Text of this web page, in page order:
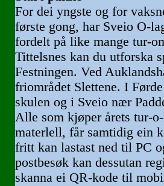
For dei yngste og for
første gong, har Sveio O-
fordelt på like mange tur-
Tittelsnes kan du utforska
Festningen. Ved
friområdet Slettene. I
skulen og i Sveio nær
Alle som kjøper årets tur-
materlell, får samtidig ein
fritt kan lastast ned til PC
postbesøk kan dessutan
skanna ei QR-kode til